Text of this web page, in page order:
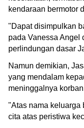
kendaraan bermotor
"Dapat disimpulkan
pada Vanessa Angel
perlindungan dasar
Namun demikian,
yang mendalam
meninggalnya
"Atas nama keluarga
cita atas peristiwa